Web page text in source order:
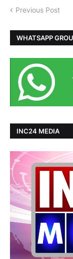
Previous Post
WHATSAPP
INC24 MEDIA